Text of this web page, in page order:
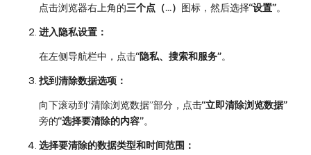
点击浏览器右上角的三个点（…） 图标，然后选择“设置”。
进入隐私设置：
在左侧导航栏中，点击“隐私、搜索和服务”。
找到清除数据选项：
向下滚动到“清除浏览数据”部分，点击“立即清除浏览数据”
旁的“选择要清除的内容”。
选择要清除的数据类型和时间范围：